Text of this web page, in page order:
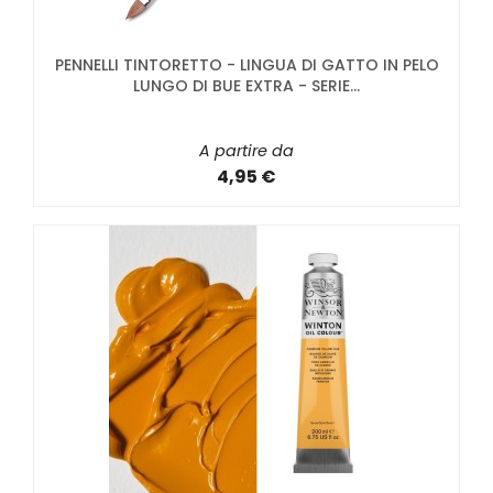
PENNELLI TINTORETTO - LINGUA DI GATTO IN PELO
LUNGO DI BUE EXTRA - SERIE...
A partire da
4,95 €